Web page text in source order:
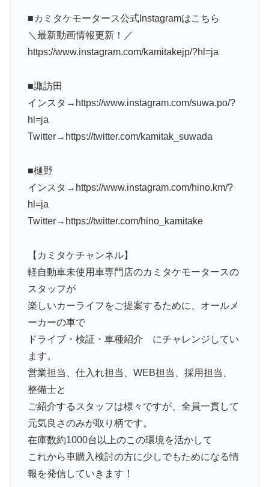
■カミタケモータース公式Instagramはこちら
＼最新動画情報更新！／
https://www.instagram.com/kamitakejp/?hl=ja
■諏訪田
インスタ→https://www.instagram.com/suwa.po/?
hl=ja
Twitter→https://twitter.com/kamitak_suwada
■樋野
インスタ→https://www.instagram.com/hino.km/?
hl=ja
Twitter→https://twitter.com/hino_kamitake
【カミタケチャンネル】
軽自動車未使用車専門店のカミタケモータースの
スタッフが
楽しいカーライフをご提案するために、オールメ
ーカーの車で
ドライブ・検証・車種紹介 にチャレンジしてい
ます。
営業担当、仕入れ担当、WEB担当、採用担当、
整備士と
ご紹介するスタッフは様々ですが、全員一貫して
元気良さのみが取り柄です。
在庫数約1000台以上のこの環境を活かして
これから車購入検討の方に少しでもためになる情
報を発信していきます！